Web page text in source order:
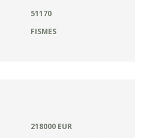
51170
FISMES
218000 EUR